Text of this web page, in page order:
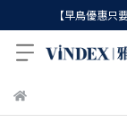
【早鳥優惠只